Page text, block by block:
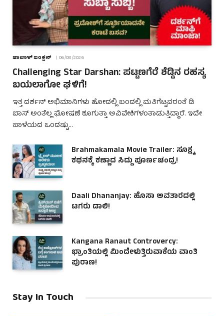
ಜಾಪಾಳ್ ಜಂಕ್ಷನ್ 06/08/2026
Challenging Star Darshan: ಪಟ್ಟಣಗೆರೆ ಶೆಡ್ಡಿನ ರಹಸ್ಯ
ಬಯಲಾಗೋ ಘಳಿಗೆ!
ಇತ್ತ ದರ್ಶನ್ ಅಭಿಮಾನಿಗಳು ಹೋದಲ್ಲಿ ಬಂದಲ್ಲಿ ಮತಿಗೆಟ್ಟವರಂತೆ ಡಿ
ಬಾಸ್ ಅಂತೆಲ್ಲ ಘೋಷಣೆ ಕೂಗುತ್ತಾ ಅವಿವೇಕಿಗಳಂತಾಡುತ್ತಿದ್ದಾರೆ. ಇದೇ
ಪಾಳೆಯದ ಒಂದಷ್ಟು…
Brahmakamala Movie Trailer: ಸೂಕ್ಷ್ಮ
ಕಥನಕ್ಕೆ ಕಣ್ಣಾದ ಸಿದ್ದು ಪೂರ್ಣಚಂದ್ರ!
Daali Dhananjay: ಹೊಸಾ ಅವತಾರದಲ್ಲಿ
ಟಗರು ಡಾಲಿ!
Kangana Ranaut Controvercy:
ಭ್ರಾಂತಿಯಲ್ಲಿ ಮಿಂದೇಳುತ್ತಿರುವಾಕೆಯ ವಾಂತಿ
ಪುರಾಣ!
Stay In Touch